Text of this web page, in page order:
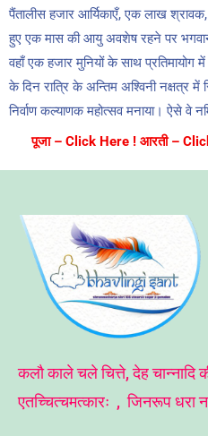
पैंतालीस हजार आर्यिकाएँ, एक लाख
हुए एक मास की आयु अवशेष रहने पर
वहाँ एक हजार मुनियों के साथ प्रतिमायोग
के दिन रात्रि के अन्तिम अश्विनी नक्षत्र में
निर्वाण कल्याणक महोत्सव मनाया। ऐसे वे
पूजा – Click Here ! आरती –
कलौ काले चले चित्ते, देह चान्नादि
एतच्चित्चमत्कारः , जिनरूप धरा